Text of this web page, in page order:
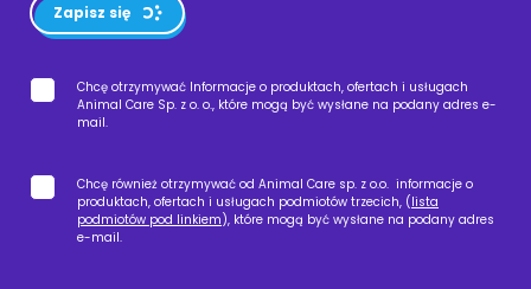
Zapisz się
Chcę otrzymywać Informacje o produktach, ofertach i usługach
Animal Care Sp. z o. o., które mogą być wysłane na podany adres e-
mail.
Chcę również otrzymywać od Animal Care sp. z o.o. informacje o
produktach, ofertach i usługach podmiotów trzecich, (lista
podmiotów pod linkiem), które mogą być wysłane na podany adres
e-mail.